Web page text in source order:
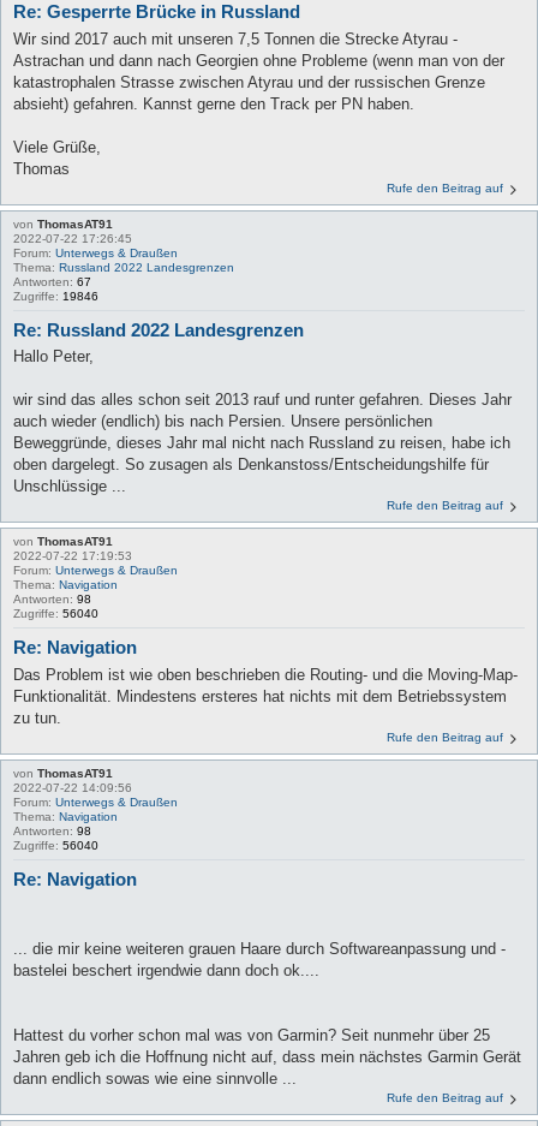
Re: Gesperrte Brücke in Russland
Wir sind 2017 auch mit unseren 7,5 Tonnen die Strecke Atyrau -
Astrachan und dann nach Georgien ohne Probleme (wenn man von der
katastrophalen Strasse zwischen Atyrau und der russischen Grenze
absieht) gefahren. Kannst gerne den Track per PN haben.
Viele Grüße,
Thomas
Rufe den Beitrag auf
von ThomasAT91
2022-07-22 17:26:45
Forum: Unterwegs & Draußen
Thema: Russland 2022 Landesgrenzen
Antworten: 67
Zugriffe: 19846
Re: Russland 2022 Landesgrenzen
Hallo Peter,
wir sind das alles schon seit 2013 rauf und runter gefahren. Dieses Jahr
auch wieder (endlich) bis nach Persien. Unsere persönlichen
Beweggründe, dieses Jahr mal nicht nach Russland zu reisen, habe ich
oben dargelegt. So zusagen als Denkanstoss/Entscheidungshilfe für
Unschlüssige ...
Rufe den Beitrag auf
von ThomasAT91
2022-07-22 17:19:53
Forum: Unterwegs & Draußen
Thema: Navigation
Antworten: 98
Zugriffe: 56040
Re: Navigation
Das Problem ist wie oben beschrieben die Routing- und die Moving-Map-
Funktionalität. Mindestens ersteres hat nichts mit dem Betriebssystem
zu tun.
Rufe den Beitrag auf
von ThomasAT91
2022-07-22 14:09:56
Forum: Unterwegs & Draußen
Thema: Navigation
Antworten: 98
Zugriffe: 56040
Re: Navigation
... die mir keine weiteren grauen Haare durch Softwareanpassung und -
bastelei beschert irgendwie dann doch ok....
Hattest du vorher schon mal was von Garmin? Seit nunmehr über 25
Jahren geb ich die Hoffnung nicht auf, dass mein nächstes Garmin Gerät
dann endlich sowas wie eine sinnvolle ...
Rufe den Beitrag auf